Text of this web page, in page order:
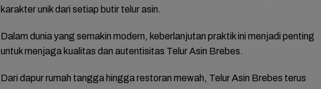
karakter unik dari setiap butir telur asin.
Dalam dunia yang semakin modern, keberlanjutan praktik ini menjadi penting
untuk menjaga kualitas dan autentisitas Telur Asin Brebes.
Dari dapur rumah tangga hingga restoran mewah, Telur Asin Brebes terus